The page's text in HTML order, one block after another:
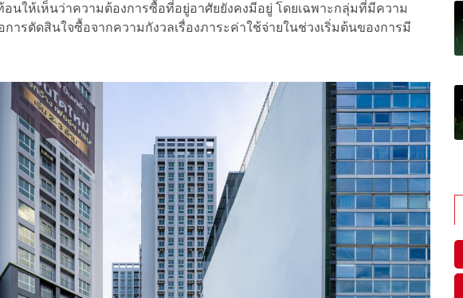
นให้เห็นว่าความต้องการซื้อที่อยู่อาศัยยังคงมีอยู่ โดยเฉพาะกลุ่มที่มีความ
ารตัดสินใจซื้อจากความกังวลเรื่องภาระค่าใช้จ่ายในช่วงเริ่มต้นของการมี